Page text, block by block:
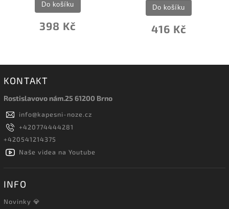
398 Kč
Do košíku
416 Kč
Do košíku
KONTAKT
Rostislavovo nám.25 61200 Brno
info@kapesni-noze.cz
+420774444281
+420541214375
Naše videa na Youtube
INFO
Novinky 💎